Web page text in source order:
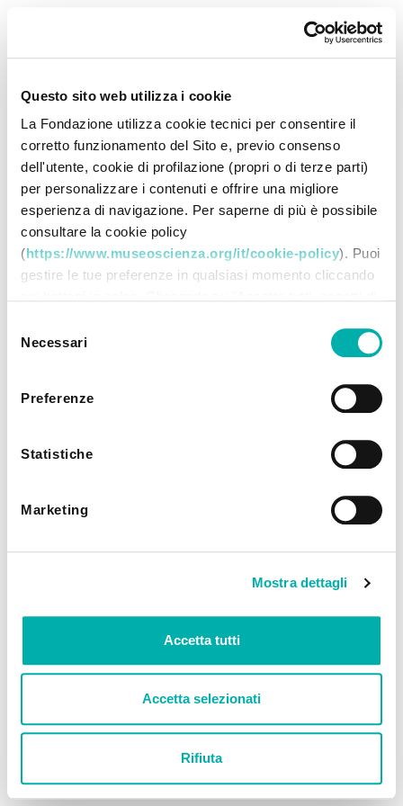
Questo sito web utilizza i cookie
La Fondazione utilizza cookie tecnici per consentire il
corretto funzionamento del Sito e, previo consenso
dell'utente, cookie di profilazione (propri o di terze parti)
per personalizzare i contenuti e offrire una migliore
esperienza di navigazione. Per saperne di più è possibile
consultare la cookie policy
(https://www.museoscienza.org/it/cookie-policy). Puoi
gestire le tue preferenze in qualsiasi momento cliccando
su "Accetta selezionati" dichiari di voler procedere
utilizzando solo i cookie prescelti, disabilitando tutti gli
altri. Selezionando "Rifiuta" procedi nella navigazione
utilizzando solo i cookie tecnici.
delNecessari
Preferenze
Statistiche
Marketing
Mostra dettagli
Accetta tutti
Accetta selezionati
Rifiuta